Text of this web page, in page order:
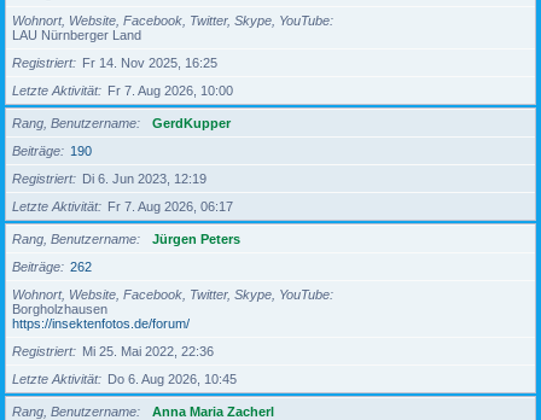
Wohnort, Website, Facebook, Twitter, Skype, YouTube
LAU Nürnberger Land
Registriert
Fr 14. Nov 2025, 16:25
Letzte Aktivität
Fr 7. Aug 2026, 10:00
Rang, Benutzername
GerdKupper
Beiträge
190
Registriert
Di 6. Jun 2023, 12:19
Letzte Aktivität
Fr 7. Aug 2026, 06:17
Rang, Benutzername
Jürgen Peters
Beiträge
262
Wohnort, Website, Facebook, Twitter, Skype, YouTube
Borgholzhausen
https://insektenfotos.de/forum/
Registriert
Mi 25. Mai 2022, 22:36
Letzte Aktivität
Do 6. Aug 2026, 10:45
Rang, Benutzername
Anna Maria Zacherl